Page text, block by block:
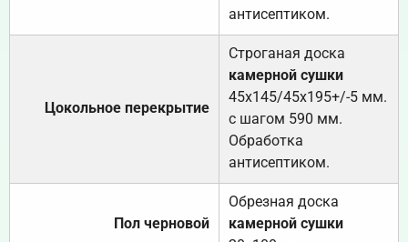
антисептиком.
Цокольное перекрытие
Строганая доска
камерной сушки
45х145/45х195+/-5 мм.
с шагом 590 мм.
Обработка
антисептиком.
Пол черновой
Обрезная доска
камерной сушки